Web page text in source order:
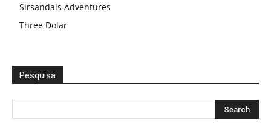
Sirsandals Adventures
Three Dolar
Pesquisa